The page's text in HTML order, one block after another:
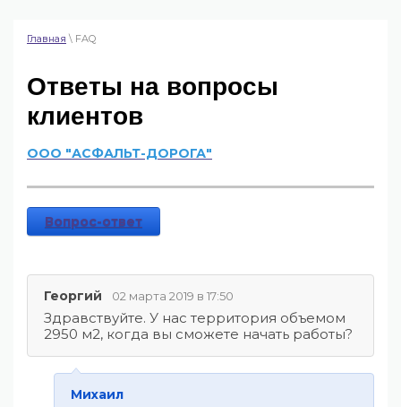
Главная \ FAQ
Ответы на вопросы
клиентов
ООО "АСФАЛЬТ-ДОРОГА"
Вопрос-ответ
Георгий 02 марта 2019 в 17:50
Здравствуйте. У нас территория объемом
2950 м2, когда вы сможете начать работы?
Михаил